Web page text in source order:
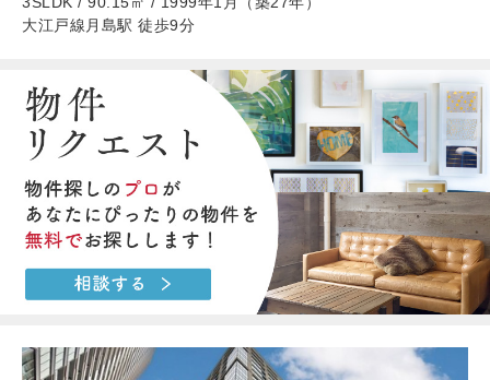
大江戸線月島駅 徒歩9分